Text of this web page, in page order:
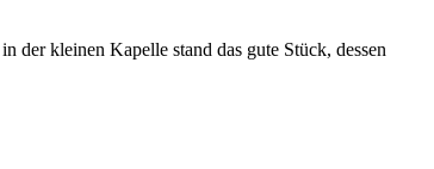
der kleinen Kapelle stand das gute Stück, dessen